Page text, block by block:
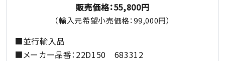
販売価格：55,800円
（輸入元希望小売価格：99,000円）
■並行輸入品
■メーカー品番：22D150 683312